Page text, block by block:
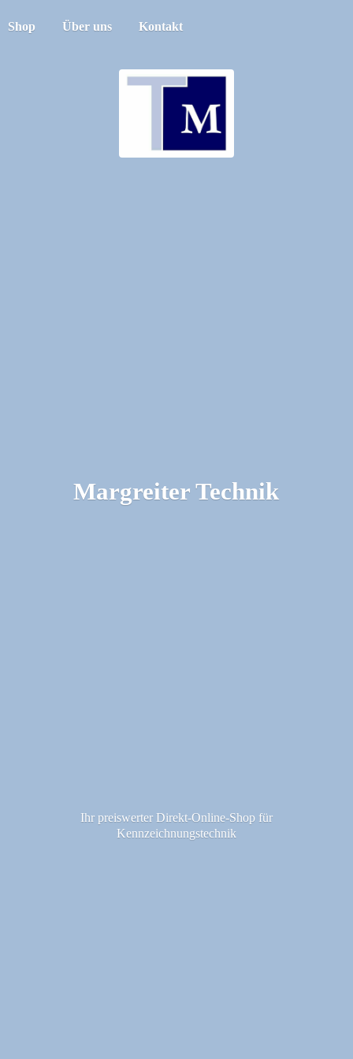
Shop Über uns Kontakt
Margreiter Technik
Ihr preiswerter Direkt-Online-Shop für
Kennzeichnungstechnik